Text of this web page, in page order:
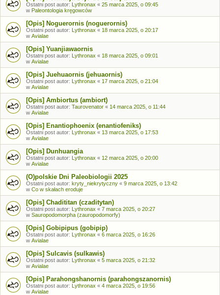
Ostatni post autor: Lythronax « 25 marca 2025, o 09:45
w Paleontologia kręgowców
[Opis] Noguerornis (noguerornis)
Ostatni post autor: Lythronax « 18 marca 2025, o 20:17
w Avialae
[Opis] Yuanjiawaornis
Ostatni post autor: Lythronax « 18 marca 2025, o 09:01
w Avialae
[Opis] Juehuaornis (jehuaornis)
Ostatni post autor: Lythronax « 17 marca 2025, o 21:04
w Avialae
[Opis] Ambiortus (ambiort)
Ostatni post autor: Taurovenator « 14 marca 2025, o 11:44
w Avialae
[Opis] Enantiophoenix (enantiofeniks)
Ostatni post autor: Lythronax « 13 marca 2025, o 17:53
w Avialae
[Opis] Dunhuangia
Ostatni post autor: Lythronax « 12 marca 2025, o 20:00
w Avialae
(O)polskie Dni Paleobiologii 2025
Ostatni post autor: kryty_niekrytyczny « 9 marca 2025, o 13:42
w Co w skałach eroduje
[Opis] Chadititan (czaditytan)
Ostatni post autor: Lythronax « 7 marca 2025, o 20:27
w Sauropodomorpha (zauropodomorfy)
[Opis] Gobipipus (gobipip)
Ostatni post autor: Lythronax « 6 marca 2025, o 16:26
w Avialae
[Opis] Sulcavis (sulkawis)
Ostatni post autor: Lythronax « 5 marca 2025, o 21:32
w Avialae
[Opis] Parahongshanornis (parahongszanornis)
Ostatni post autor: Lythronax « 4 marca 2025, o 19:56
w Avialae